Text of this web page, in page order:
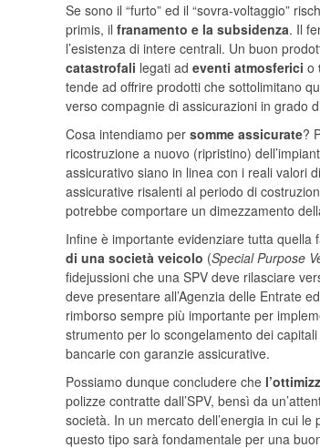
Se sono il “furto” ed il “sovra-voltaggio”
primis, il franamento e la subsidenza. Il
l’esistenza di intere centrali. Un buon
catastrofali legati ad eventi atmosferici o
tende ad offrire prodotti che sottolimitano
verso compagnie di assicurazioni in grado
Cosa intendiamo per somme assicurate?
ricostruzione a nuovo (ripristino)
assicurativo siano in linea con i reali valori
assicurative risalenti al periodo di
potrebbe comportare un dimezzamento
Infine è importante evidenziare tutta quella
di una società veicolo (Special Purpose
fidejussioni che una SPV deve rilasciare
deve presentare all’Agenzia delle Entrate
rimborso sempre più importante per
strumento per lo scongelamento dei
bancarie con garanzie assicurative.
Possiamo dunque concludere che
polizze contratte dall’SPV, bensì da
società. In un mercato dell’energia in cui le
questo tipo sarà fondamentale per una